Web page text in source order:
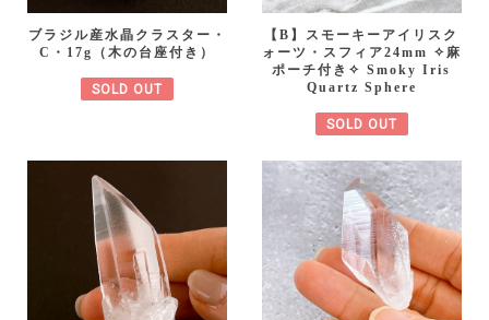
ブラジル産水晶クラスター・
C・17g（木の台座付き）
SOLD OUT
【B】スモーキーアイリスク
ォーツ・スフィア24mm ✧麻
ポーチ付き✧ Smoky Iris
Quartz Sphere
SOLD OUT